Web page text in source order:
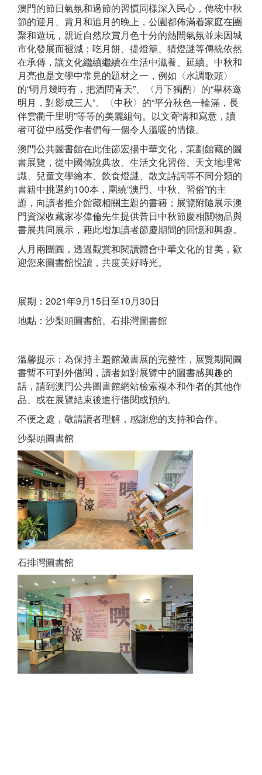
澳門的節日氣氛和過節的習慣同樣深入民心，傳統中秋
節的迎月、賞月和追月的晚上，公園都佈滿着家庭在團
聚和遊玩，親近自然欣賞月色十分的熱閙氣氛並未因城
市化發展而褪減；吃月餅、提燈籠、猜燈謎等傳統依然
在承傳，讓文化繼續繼續在生活中滋養、延續。中秋和
月亮也是文學中常見的題材之一，例如〈水調歌頭〉
的“明月幾時有，把酒問青天”、〈月下獨酌〉的“舉杯邀
明月，對影成三人”、〈中秋〉的“平分秋色一輪滿，長
伴雲衢千里明”等等的美麗組句。以文寄情和寫意，讀
者可從中感受作者們每一個令人溫暖的情懷。
澳門公共圖書館在此佳節宏揚中華文化，策劃館藏的圖
書展覽，從中國傳說典故、生活文化習俗、天文地理常
識、兒童文學繪本、飲食燈謎、散文詩詞等不同分類的
書籍中挑選約100本，圍繞“澳門、中秋、習俗”的主
題，向讀者推介館藏相關主題的書籍；展覽附隨展示澳
門資深收藏家岑偉倫先生提供昔日中秋節慶相關物品與
書展共同展示，藉此增加讀者節慶期間的回憶和興趣。
人月兩團圓，透過觀賞和閱讀體會中華文化的甘美，歡
迎您來圖書館悅讀，共度美好時光。
展期：2021年9月15日至10月30日
地點：沙梨頭圖書館、石排灣圖書館
溫馨提示：為保持主題館藏書展的完整性，展覽期間圖
書暫不可對外借閱，讀者如對展覽中的圖書感興趣的
話，請到澳門公共圖書館網站檢索複本和作者的其他作
品、或在展覽結束後進行借閱或預約。
不便之處，敬請讀者理解，感謝您的支持和合作。
沙梨頭圖書館
石排灣圖書館